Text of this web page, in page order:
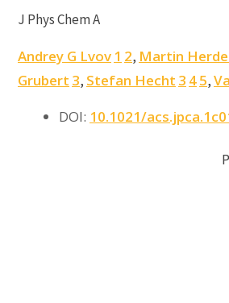
J Phys Chem A
Andrey G Lvov 1 2, Martin
Grubert 3, Stefan Hecht 3 45,
DOI: 10.1021/